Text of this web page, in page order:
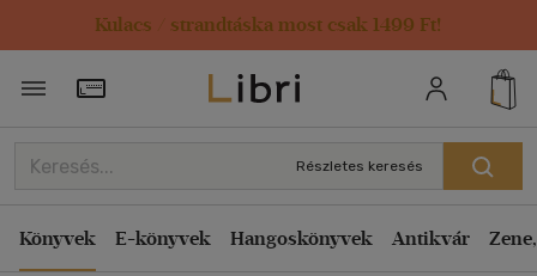
Kulacs / strandtáska most csak 1499 Ft!
Törzsvásárlói Kártya adatai
Részletes keresés
Könyvek E-könyvek Hangoskönyvek Antikvár